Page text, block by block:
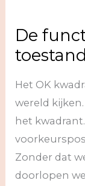
De
Het OK
wereld
het
Zonder dat
doorlopen